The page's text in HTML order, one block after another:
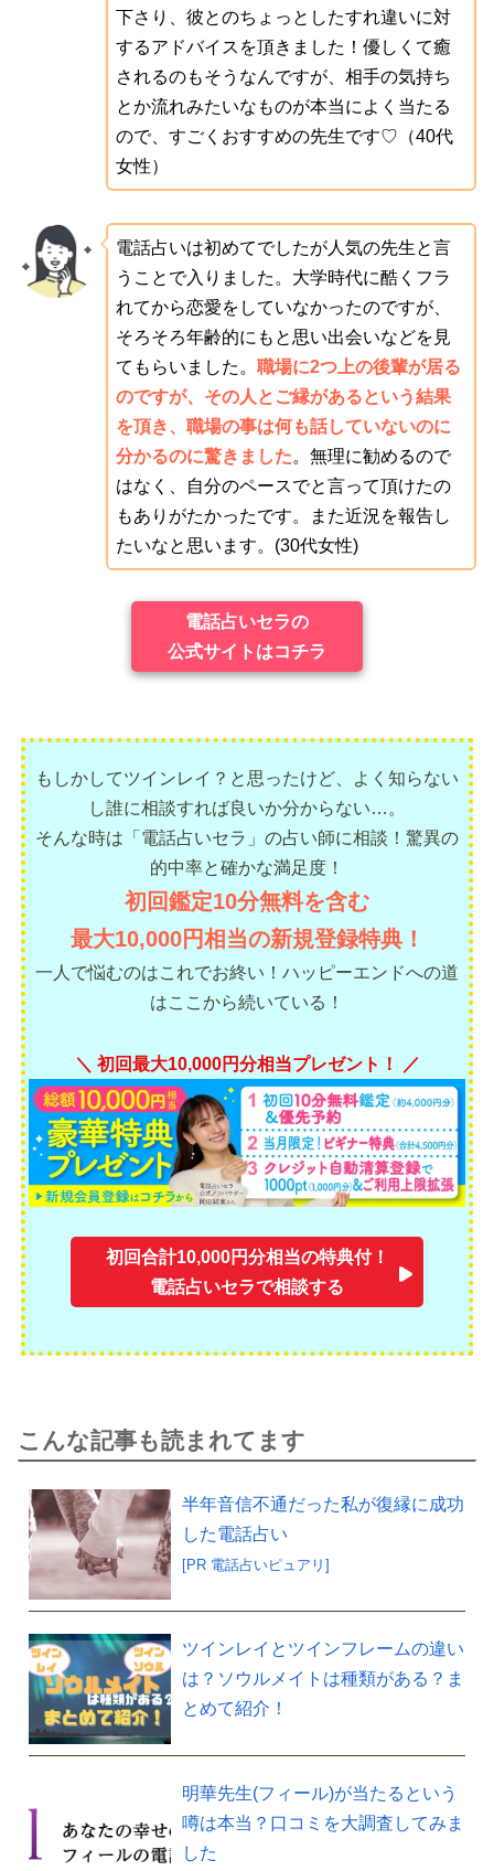
下さり、彼とのちょっとしたすれ違いに対
するアドバイスを頂きました！優しくて癒
されるのもそうなんですが、相手の気持ち
とか流れみたいなものが本当によく当たる
ので、すごくおすすめの先生です♡（40代
女性）
電話占いは初めてでしたが人気の先生と言
うことで入りました。大学時代に酷くフラ
れてから恋愛をしていなかったのですが、
そろそろ年齢的にもと思い出会いなどを見
てもらいました。 職場に2つ上の後輩が居る
のですが、その人とご縁があるという結果
を頂き、職場の事は何も話していないのに
分かるのに驚きました。無理に勧めるので
はなく、自分のペースでと言って頂けたの
もありがたかったです。また近況を報告し
たいなと思います。(30代女性)
電話占いセラの
公式サイトはコチラ
もしかしてツインレイ？と思ったけど、よく知らない
し誰に相談すれば良いか分からない…。
そんな時は「電話占いセラ」の占い師に相談！驚異の
的中率と確かな満足度！
初回鑑定10分無料を含む
最大10,000円相当の新規登録特典！
一人で悩むのはこれでお終い！ハッピーエンドへの道
はここから続いている！
＼ 初回最大10,000円分相当プレゼント！ ／
初回合計10,000円分相当の特典付！
電話占いセラで相談する
こんな記事も読まれてます
半年音信不通だった私が復縁に成功
した電話占い
[PR 電話占いピュアリ]
ツインレイとツインフレームの違い
は？ソウルメイトは種類がある？ま
とめて紹介！
明華先生(フィール)が当たるという
噂は本当？口コミを大調査してみま
した